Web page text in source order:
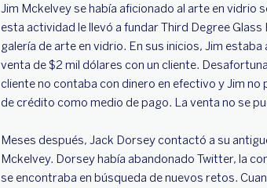
Jim Mckelvey se había aficionado al arte en vidrio
esta actividad le llevó a fundar Third Degree
galería de arte en vidrio. En sus inicios, Jim
venta de $2 mil dólares con un cliente.
cliente no contaba con dinero en efectivo y Jim
de crédito como medio de pago. La venta no se
Meses después, Jack Dorsey contactó a su
Mckelvey. Dorsey había abandonado Twitter, la
se encontraba en búsqueda de nuevos retos.